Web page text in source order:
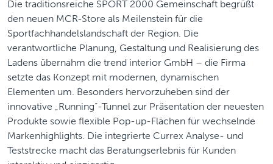
Die traditionsreiche SPORT 2000 Gemeinschaft begrüßt
den neuen MCR-Store als Meilenstein für die
Sportfachhandelslandschaft der Region. Die
verantwortliche Planung, Gestaltung und Realisierung des
Ladens übernahm die trend interior GmbH – die Firma
setzte das Konzept mit modernen, dynamischen
Elementen um. Besonders hervorzuheben sind der
innovative „Running“-Tunnel zur Präsentation der neuesten
Produkte sowie flexible Pop-up-Flächen für wechselnde
Markenhighlights. Die integrierte Currex Analyse- und
Teststrecke macht das Beratungserlebnis für Kunden